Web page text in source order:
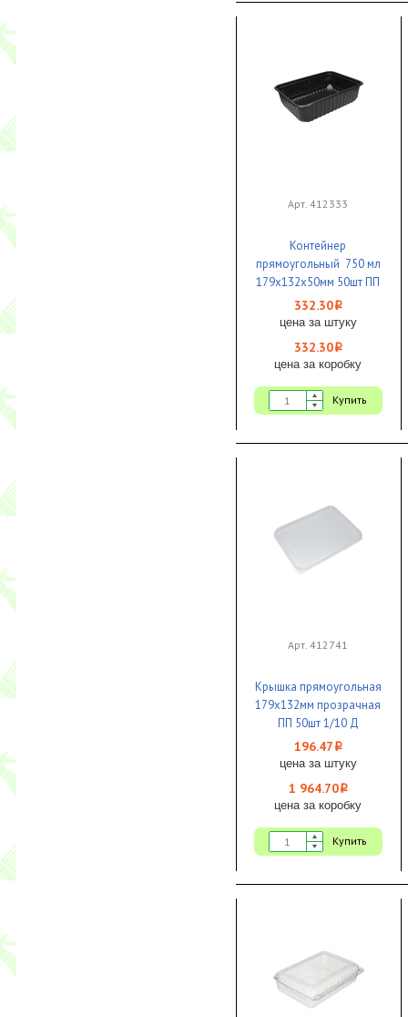
Арт. 412333
Контейнер
прямоугольный 750 мл
179х132х50мм 50шт ПП
1/10 Д ЧЕРНЫЙ
332.30i
цена за штуку
332.30i
цена за коробку
Купить
Арт. 412741
Крышка прямоугольная
179х132мм прозрачная
ПП 50шт 1/10 Д
196.47 i
цена за штуку
1 964.70i
цена за коробку
Купить